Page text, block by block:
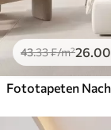
43.33₣/m²26.00